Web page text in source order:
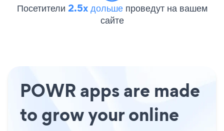
Посетители 2.5x дольше проведут на вашем
сайте
POWR apps are made
to grow your online